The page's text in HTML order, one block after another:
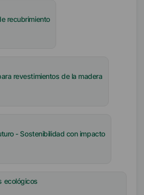
recubrimiento
revestimientos de la madera
- Sostenibilidad con impacto
ecológicos